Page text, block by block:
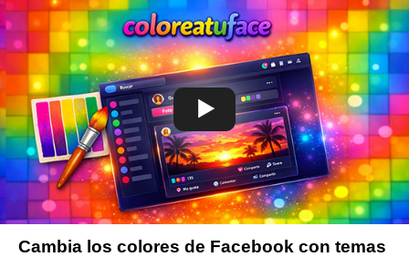
Cambia los colores de Facebook con temas